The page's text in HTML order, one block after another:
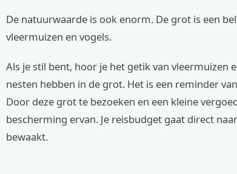
De natuurwaarde is ook enorm. De grot is een
vleermuizen en vogels.
Als je stil bent, hoor je het getik van vleermuizen
nesten hebben in de grot. Het is een reminder
Door deze grot te bezoeken en een kleine
bescherming ervan. Je reisbudget gaat direct
bewaakt.